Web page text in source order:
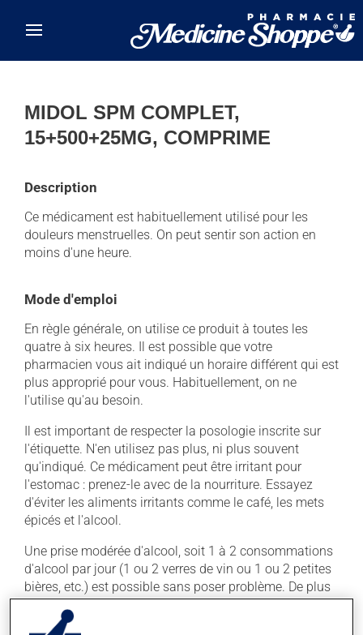
MIDOL SPM COMPLET,
15+500+25MG, COMPRIME
Description
Ce médicament est habituellement utilisé pour les
douleurs menstruelles. On peut sentir son action en
moins d'une heure.
Mode d'emploi
En règle générale, on utilise ce produit à toutes les
quatre à six heures. Il est possible que votre
pharmacien vous ait indiqué un horaire différent qui est
plus approprié pour vous. Habituellement, on ne
l'utilise qu'au besoin.
Il est important de respecter la posologie inscrite sur
l'étiquette. N'en utilisez pas plus, ni plus souvent
qu'indiqué. Ce médicament peut être irritant pour
l'estomac : prenez-le avec de la nourriture. Essayez
d'éviter les aliments irritants comme le café, les mets
épicés et l'alcool.
Une prise modérée d'alcool, soit 1 à 2 consommations
d'alcool par jour (1 ou 2 verres de vin ou 1 ou 2 petites
bières, etc.) est possible sans poser problème. De plus
grandes quantités augmentent les risques de
problèmes au foie.